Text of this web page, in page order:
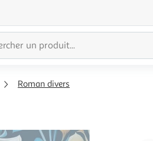
Roman divers